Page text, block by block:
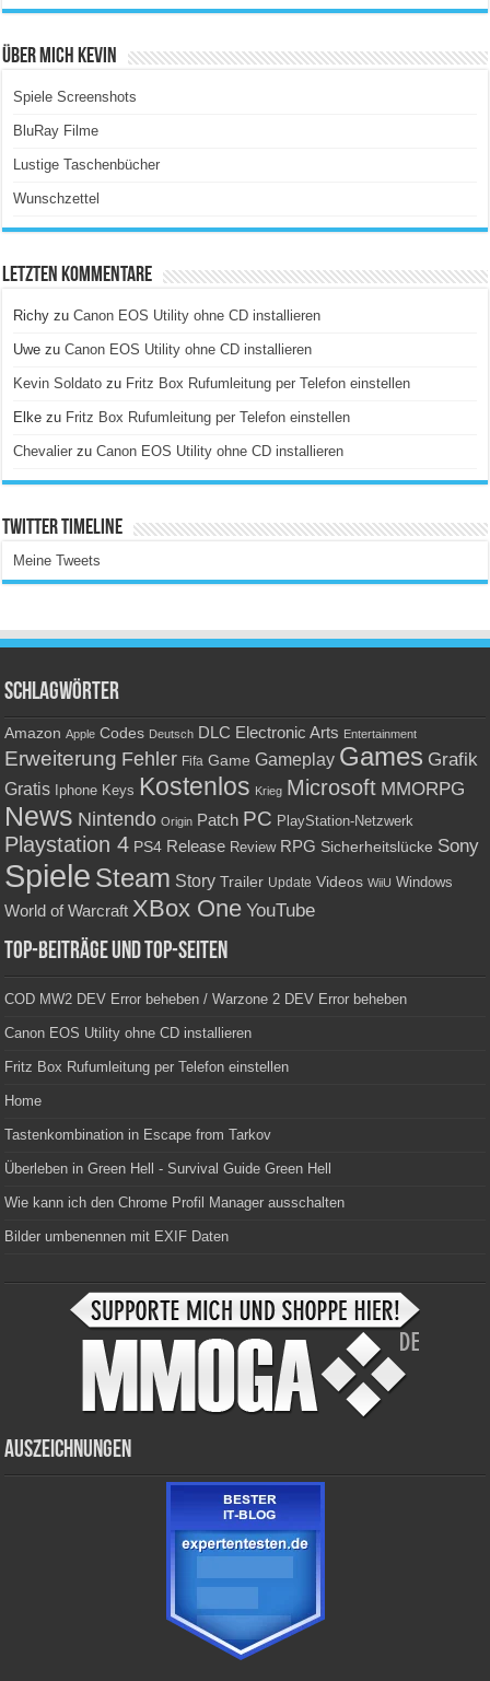
Über Mich Kevin
Spiele Screenshots
BluRay Filme
Lustige Taschenbücher
Wunschzettel
Letzten Kommentare
Richy zuCanon EOS Utility ohne CD installieren
Uwe zuCanon EOS Utility ohne CD installieren
Kevin Soldato zu Fritz Box Rufumleitung per Telefon einstellen
Elke zu Fritz Box Rufumleitung per Telefon einstellen
Chevalier zuCanon EOS Utility ohne CD installieren
Twitter Timeline
Meine Tweets
Schlagwörter
Amazon Apple Codes Deutsch DLC Electronic Arts Entertainment
Erweiterung Fehler Fifa Game Gameplay Games Grafik
Gratis Iphone Keys Kostenlos Krieg Microsoft MMORPG
News Nintendo Origin Patch PC PlayStation-Netzwerk
Playstation 4 PS4 Release Review RPG Sicherheitslücke Sony
Spiele Steam Story Trailer Update Videos WiiU Windows
World of Warcraft XBox One YouTube
Top-Beiträge und Top-Seiten
COD MW2 DEV Error beheben / Warzone 2 DEV Error beheben
Canon EOS Utility ohne CD installieren
Fritz Box Rufumleitung per Telefon einstellen
Home
Tastenkombination in Escape from Tarkov
Überleben in Green Hell - Survival Guide Green Hell
Wie kann ich den Chrome Profil Manager ausschalten
Bilder umbenennen mit EXIF Daten
Auszeichnungen